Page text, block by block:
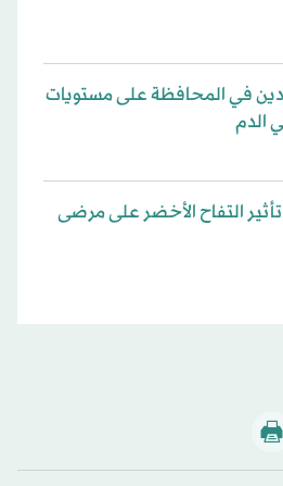
في المحافظة على مستويات
الدم
التفاح الأخضر على مرضى